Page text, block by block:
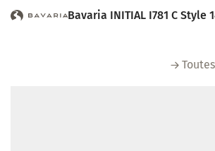
Bavaria INITIAL I781 C Style